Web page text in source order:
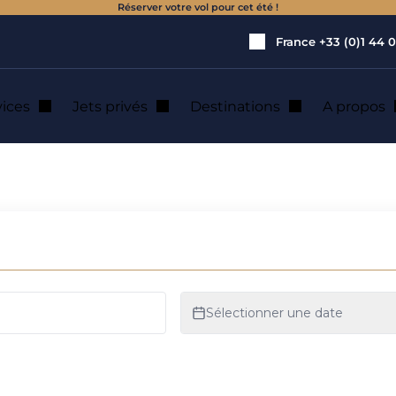
Réserver votre vol pour cet été !
France +33 (0)1 44
Jets privés Destinations A propos